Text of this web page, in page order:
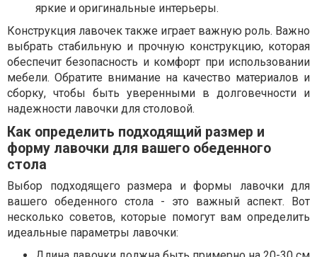
яркие и оригинальные интерьеры.
Конструкция лавочек также играет важную роль. Важно
выбрать стабильную и прочную конструкцию, которая
обеспечит безопасность и комфорт при использовании
мебели. Обратите внимание на качество материалов и
сборку, чтобы быть уверенными в долговечности и
надежности лавочки для столовой.
Как определить подходящий размер и
форму лавочки для вашего обеденного
стола
Выбор подходящего размера и формы лавочки для
вашего обеденного стола - это важный аспект. Вот
несколько советов, которые помогут вам определить
идеальные параметры лавочки: